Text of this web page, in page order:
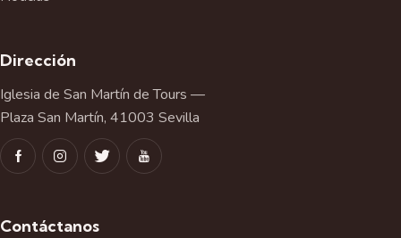
Dirección
Iglesia de San Martín de Tours —
Plaza San Martín, 41003 Sevilla
Contáctanos